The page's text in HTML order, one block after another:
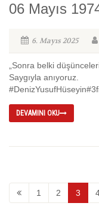
06 Mayıs
6. Mayıs 2025
„Sonra belki
Saygıyla anıyoruz.
DEVAMINI OKU
1 2 3